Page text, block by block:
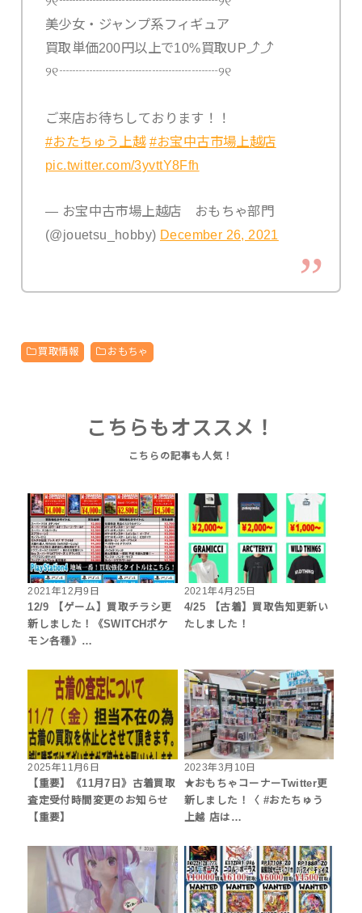
美少女・ジャンプ系フィギュア
買取単価200円以上で10%買取UP⤴⤴
୨୧┈┈┈┈┈┈┈┈┈┈┈┈୨୧
ご来店お待ちしております！！
#おたちゅう上越 #お宝中古市場上越店
pic.twitter.com/3yvttY8Ffh
— お宝中古市場上越店 おもちゃ部門
(@jouetsu_hobby) December 26, 2021
買取情報 おもちゃ
こちらもオススメ！
2021年12月9日
12/9 【ゲーム】買取チラシ更
新しました！《SWITCHポケ
モン各種》…
2021年4月25日
4/25 【古着】買取告知更新い
たしました！
2025年11月6日
【重要】《11月7日》古着買取
査定受付時間変更のお知らせ
【重要】
2023年3月10日
★おもちゃコーナーTwitter更
新しました！〈 #おたちゅう
上越 店は…